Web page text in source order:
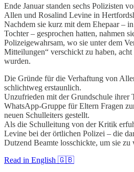
Ende Januar standen sechs Polizisten
Allen und Rosalind Levine in
Nachdem sie kurz mit dem Ehepaar –
Tochter – gesprochen hatten, nahmen
Polizeigewahrsam, wo sie unter dem
Mitteilungen“ verschickt zu haben, acht
wurden.
Die Gründe für die Verhaftung von
schlichtweg erstaunlich.
Unzufrieden mit der Grundschule ihrer
WhatsApp-Gruppe für Eltern Fragen
neuen Schulleiters gestellt.
Als die Schulleitung von der Kritik
Levine bei der örtlichen Polizei – die
Dutzend Beamte losschickte, um sie zu
Read in English 🇬🇧